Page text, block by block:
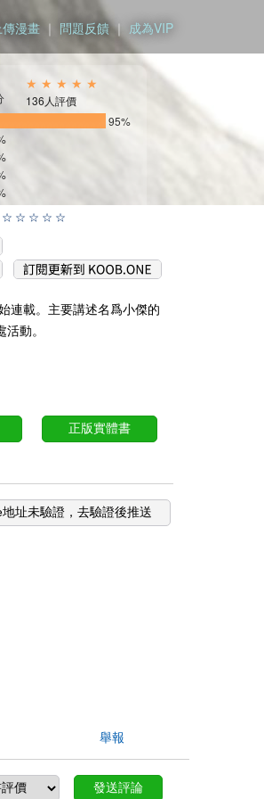
傳漫畫 ｜ 問題反饋｜ 成為VIP
★ ★ ★ ★ ★
136人評價
95%
☆ ☆ ☆ ☆ ☆
連載。主要講述名爲小傑的
動。
正版實體書
地址未驗證，去驗證後推送
舉報
發送評論